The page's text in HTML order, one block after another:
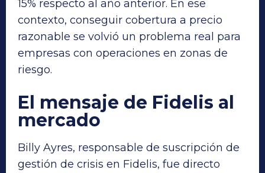
15% respecto al año anterior. En ese
contexto, conseguir cobertura a precio
razonable se volvió un problema real para
empresas con operaciones en zonas de
riesgo.
El mensaje de Fidelis al
mercado
Billy Ayres, responsable de suscripción de
gestión de crisis en Fidelis, fue directo